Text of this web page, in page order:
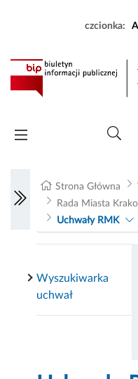
czcionka: A
Strona Główna
Rada Miasta
Uchwały RMK
Wyszukiwarka
uchwał